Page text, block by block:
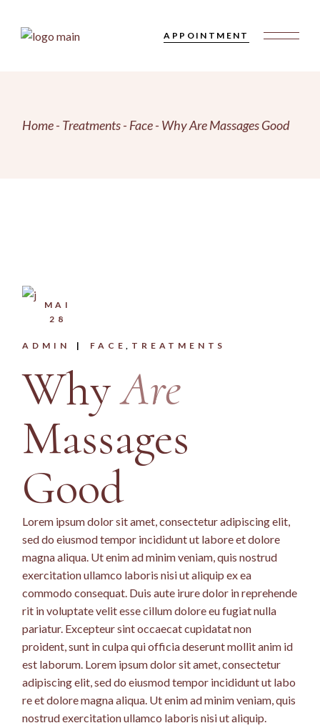
content
APPOINTMENT
Home Treatments Face Why Are Massages Good
MAI
28
ADMIN FACE TREATMENTS
WhyAre
Massages
Good
Lorem ipsum dolor sit amet, consectetur adipiscing elit,
sed do eiusmod tempor incididunt ut labore et dolore
magna aliqua. Ut enim ad minim veniam, quis nostrud
exercitation ullamco laboris nisi ut aliquip ex ea
commodo consequat. Duis aute irure dolor in reprehende
rit in voluptate velit esse cillum dolore eu fugiat nulla
pariatur. Excepteur sint occaecat cupidatat non
proident, sunt in culpa qui officia deserunt mollit anim id
est laborum. Lorem ipsum dolor sit amet, consectetur
adipiscing elit, sed do eiusmod tempor incididunt ut labo
re et dolore magna aliqua. Ut enim ad minim veniam, quis
nostrud exercitation ullamco laboris nisi ut aliquip.